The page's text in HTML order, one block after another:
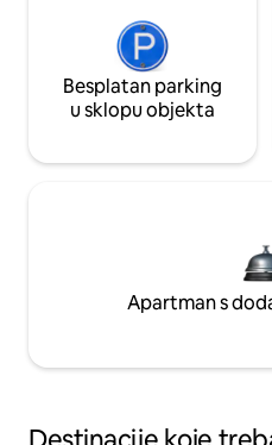
Besplatan parking
u sklopu objekta
Apartman s